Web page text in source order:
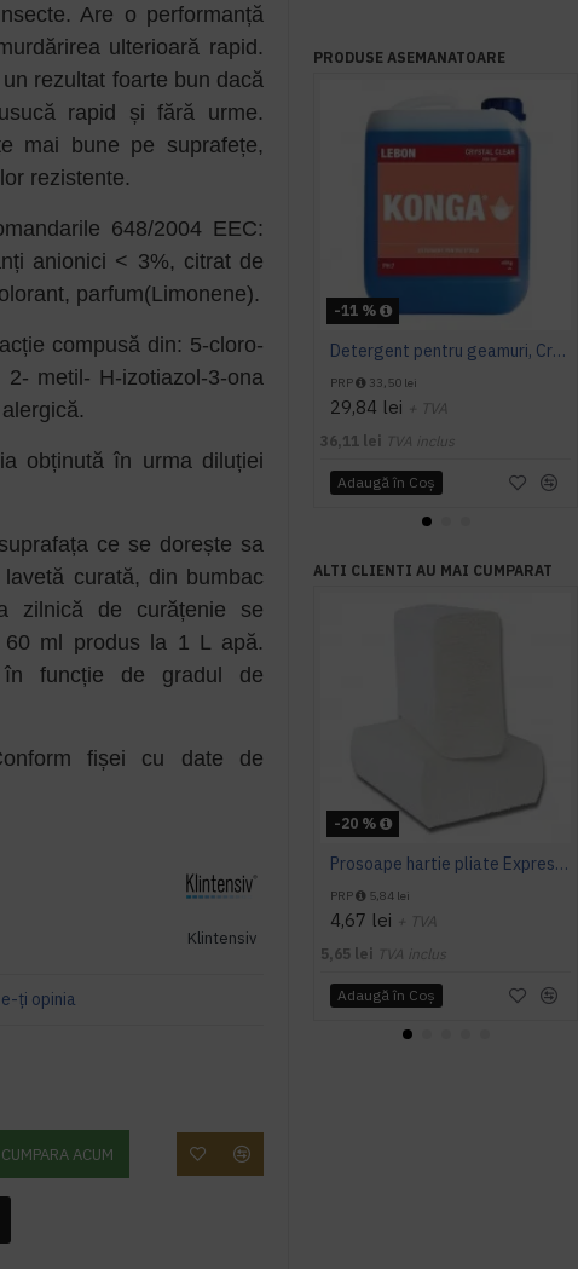
Are o performanță
ulterioară rapid.
rezultat foarte bun dacă
rapid și fără urme.
mai bune pe suprafețe,
rezistente.
648/2004 EEC:
anionici < 3%, citrat de
parfum(Limonene).
compusă din: 5-cloro-
metil- H-izotiazol-3-ona
obținută în urma diluției
ce se dorește sa
curată, din bumbac
zilnică de curățenie se
ml produs la 1 L apă.
funcție de gradul de
fișei cu date de
Klintensiv
ţi opinia
CUMPARA ACUM
PRODUSE ASEMANATOARE
-11 %
Detergent pentru geamuri, Crystal Clear, Konga, 5L
PRP 33,50 lei
29,84 lei + TVA
36,11 lei TVA inclus
Adaugă în Coş
ALTI CLIENTI AU MAI CUMPARAT
-20 %
Prosoape hartie pliate Expres Z fold, 160 buc / pachet, 2 straturi, 21 x 23 cm, 12 pac / bax, AQAS
PRP 5,84 lei
4,67 lei + TVA
5,65 lei TVA inclus
Adaugă în Coş